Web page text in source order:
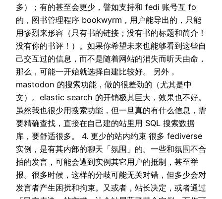
多）；有的甚至会更少，譬如支持和 fedi 账号互 fo
的，图书管理程序 bookwyrm，用户能导出的，只能
用惨烈来形容（只有书的链接；没有书的标题和简介！
没有你的书评！）。如果你希望未来也能够看到这些自
己交互过的信息，而不是随着网站的消失而听天由命，
那么，可能一开始就选择自建比较好。 另外，
mastodon 的搜索功能，做的很差劲的（尤其是中
文）。elastic search 的开销极其巨大，效果也不好。
虽然我也很少用搜索功能，但一旦真的有什么信息，需
要精确查找，直接在自己建的站里用 SQL 搜索数据
库，要舒适很多。 4. 更少的站内约束 很多 fediverse
实例，是有其内部的聊天「氛围」的。一些和氛围不合
拍的发言，可能会遭到实例其它用户的抵制，甚至举
报。很多时候，这样的分歧可能无关对错，但多少会对
发言者产生困扰和拘束。又或者，站长决定，或者通过